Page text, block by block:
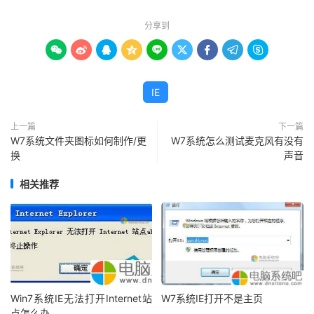
分享到
        
IE
上一篇
W7系统文件夹图标如何制作/更
换
下一篇
W7系统怎么测试麦克风有没有
声音
相关推荐
Win7系统IE无法打开Internet站
W7系统IE打开不是主页